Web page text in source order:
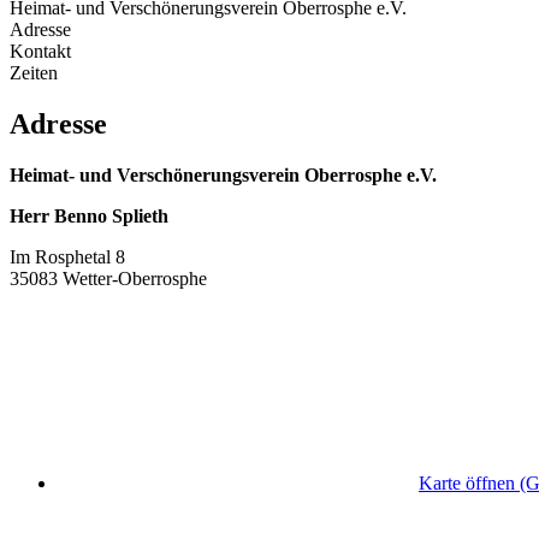
Heimat- und Verschönerungsverein Oberrosphe e.V.
Adresse
Kontakt
Zeiten
Adresse
Heimat- und Verschönerungsverein Oberrosphe e.V.
Herr Benno Splieth
Im Rosphetal 8
35083 Wetter-Oberrosphe
Karte öffnen